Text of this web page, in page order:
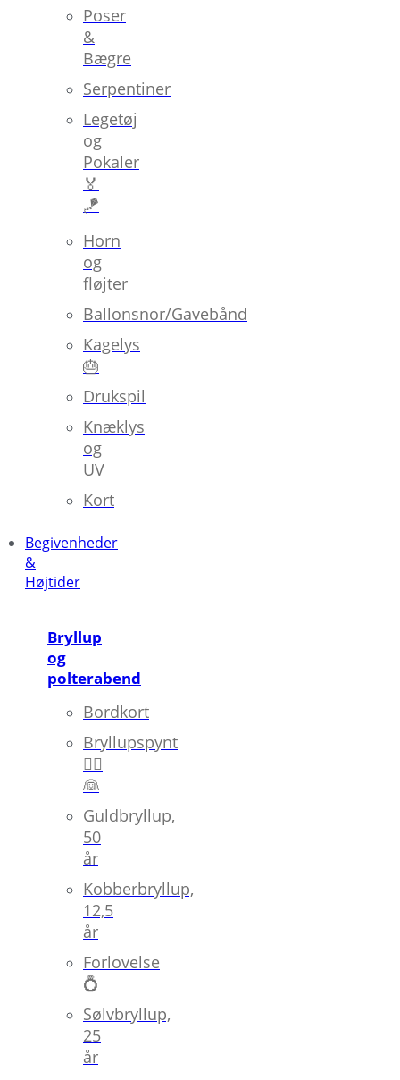
Poser
&
Bægre
Serpentiner
Legetøj
og
Pokaler
🏅
🪁
Horn
og
fløjter
Ballonsnor/Gavebånd
Kagelys
🎂
Drukspil
Knæklys
og
UV
Kort
Begivenheder
&
Højtider
Bryllup
og
polterabend
Bordkort
Bryllupspynt
🤵‍♂️
👰
Guldbryllup,
50
år
Kobberbryllup,
12,5
år
Forlovelse
💍
Sølvbryllup,
25
år